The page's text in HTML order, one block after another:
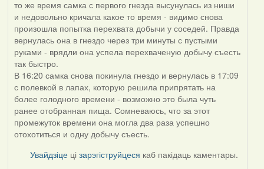
то же время самка с первого гнезда высунулась из ниши
и недовольно кричала какое то время - видимо снова
произошла попытка перехвата добычи у соседей. Правда
вернулась она в гнездо через три минуты с пустыми
руками - врядли она успела перехваченую добычу съесть
так быстро.
В 16:20 самка снова покинула гнездо и вернулась в 17:09
с полевкой в лапах, которую решила припрятать на
более голодного времени - возможно это была чуть
ранее отобранная пища. Сомневаюсь, что за этот
промежуток времени она могла два раза успешно
отохотиться и одну добычу съесть.
Увайдзіце цізарэгіструйцеся каб пакідаць каментары.